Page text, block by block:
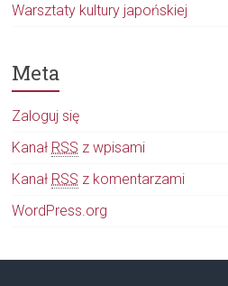
Warsztaty kultury japońskiej
Meta
Zaloguj się
Kanał RSS z wpisami
Kanał RSS z komentarzami
WordPress.org